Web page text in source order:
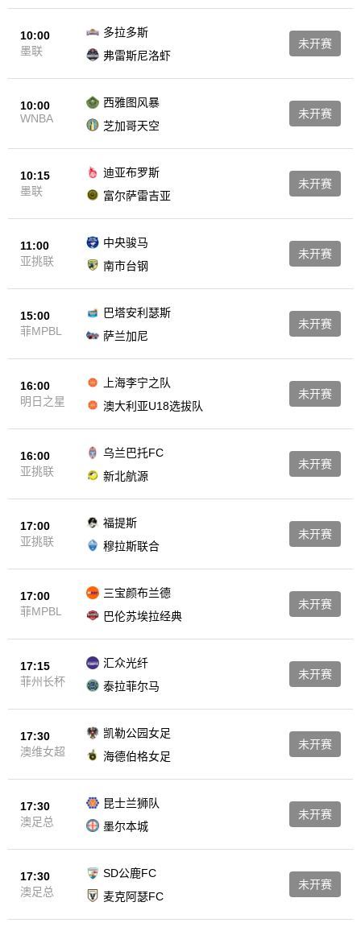
10:00
墨联
多拉多斯
弗雷斯尼洛虾
未开赛
10:00
WNBA
西雅图风暴
芝加哥天空
未开赛
10:15
墨联
迪亚布罗斯
富尔萨雷吉亚
未开赛
11:00
亚挑联
中央骏马
南市台钢
未开赛
15:00
菲MPBL
巴塔安利瑟斯
萨兰加尼
未开赛
16:00
明日之星
上海李宁之队
澳大利亚U18选拔队
未开赛
16:00
亚挑联
乌兰巴托FC
新北航源
未开赛
17:00
亚挑联
福提斯
穆拉斯联合
未开赛
17:00
菲MPBL
三宝颜布兰德
巴伦苏埃拉经典
未开赛
17:15
菲州长杯
汇众光纤
泰拉菲尔马
未开赛
17:30
澳维女超
凯勒公园女足
海德伯格女足
未开赛
17:30
澳足总
昆士兰狮队
墨尔本城
未开赛
17:30
澳足总
SD公鹿FC
麦克阿瑟FC
未开赛